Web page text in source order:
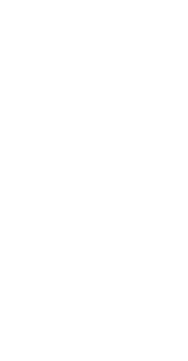
Su tesis se centra en
personal de apoyo
motivos técnicos para
partido de futbol como
Preguntados por la
contestación es
recalcando la
Democrática del
a personas
por los expertos ni de
para la Prevención y el